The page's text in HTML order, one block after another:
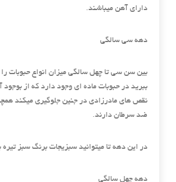
دارای آهن میباشند.
دهه سی سالگی
بین سن سی تا چهل سالگی میزان انواع حبوبات را
ببرید در حبوبات ماده ای وجود دارد که از بوجود
نقص های مادرزادی در جنین جلوگیری میکند
ضد سرطان دارند.
در این دهه تا میتوانید سبزیجات برنگ سبز تیره
دهه چهل سالگی